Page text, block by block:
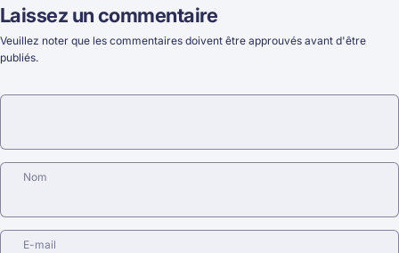
Laissez un commentaire
Veuillez noter que les commentaires doivent être approuvés avant d'être
publiés.
Nom
E-mail